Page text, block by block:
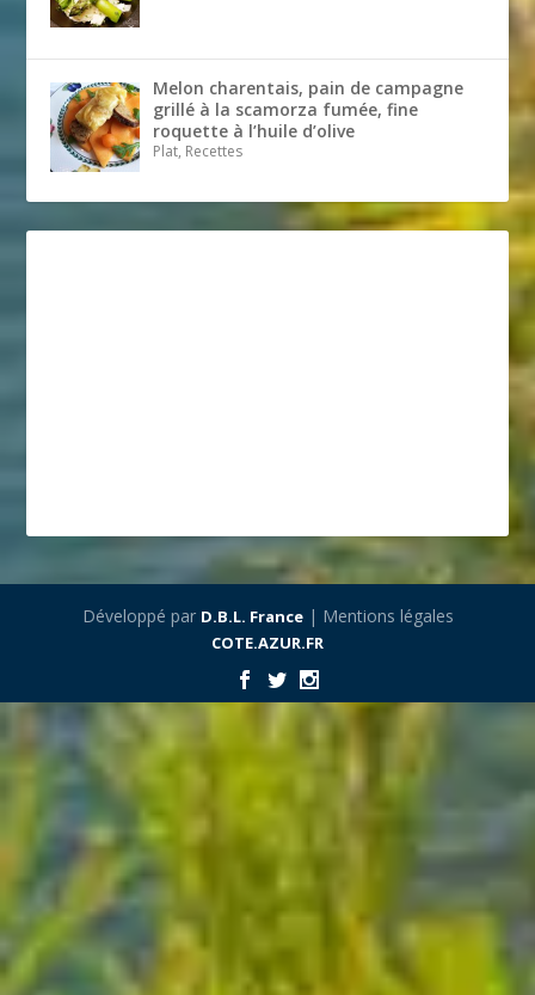
Melon charentais, pain de campagne
grillé à la scamorza fumée, fine
roquette à l’huile d’olive
Plat, Recettes
Développé par D.B.L. France| Mentions légales
COTE.AZUR.FR